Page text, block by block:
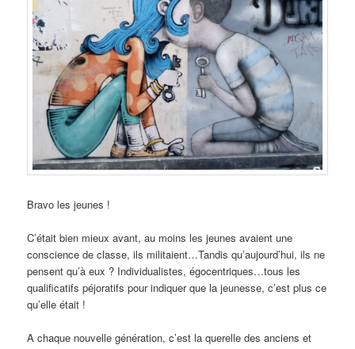
Bravo les jeunes !
C’était bien mieux avant, au moins les jeunes avaient une
conscience de classe, ils militaient…Tandis qu’aujourd’hui, ils ne
pensent qu’à eux ? Individualistes, égocentriques…tous les
qualificatifs péjoratifs pour indiquer que la jeunesse, c’est plus ce
qu’elle était !
A chaque nouvelle génération, c’est la querelle des anciens et